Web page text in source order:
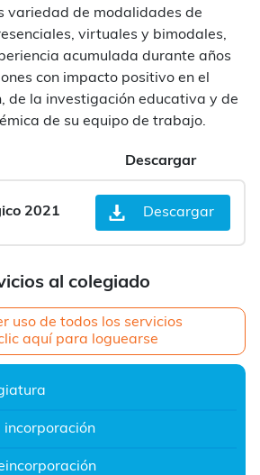
al colegiado
uso de todos los servicios
aquí para loguearse
incorporación
variedad de modalidades de
virtuales y bimodales,
acumulada durante años
con impacto positivo en el
de la investigación educativa y de
de su equipo de trabajo.
Descargar
2021 Descargar